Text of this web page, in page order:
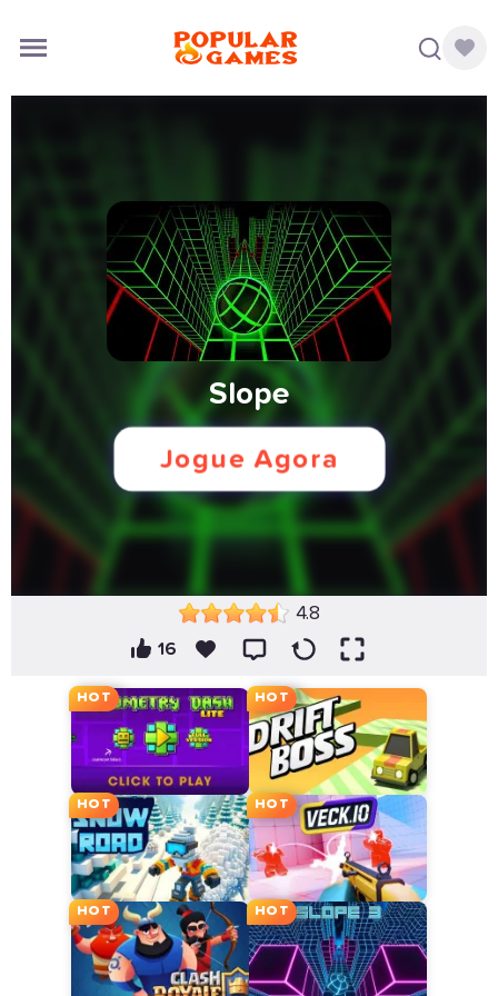
4.8
16
HOT HOT
HOT HOT
HOT HOT